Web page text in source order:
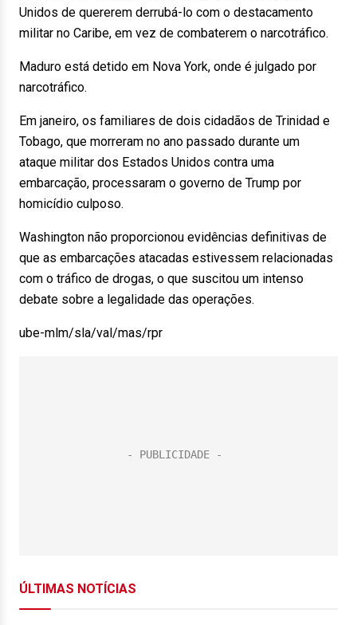
Unidos de quererem derrubá-lo com o destacamento
militar no Caribe, em vez de combaterem o narcotráfico.
Maduro está detido em Nova York, onde é julgado por
narcotráfico.
Em janeiro, os familiares de dois cidadãos de Trinidad e
Tobago, que morreram no ano passado durante um
ataque militar dos Estados Unidos contra uma
embarcação, processaram o governo de Trump por
homicídio culposo.
Washington não proporcionou evidências definitivas de
que as embarcações atacadas estivessem relacionadas
com o tráfico de drogas, o que suscitou um intenso
debate sobre a legalidade das operações.
ube-mlm/sla/val/mas/rpr